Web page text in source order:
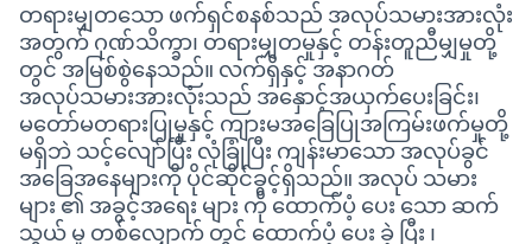
တရားမျှတသော ဖက်ရှင်စနစ်သည် အလုပ်သမားအားလုံး
အတွက် ဂုဏ်သိက္ခာ၊ တရားမျှတမှုနှင့် တန်းတူညီမျှမှုတို့
တွင် အမြစ်စွဲနေသည်။ လက်ရှိနှင့် အနာဂတ်
အလုပ်သမားအားလုံးသည် အနှောင့်အယှက်ပေးခြင်း၊
မတော်မတရားပြုမှုနှင့် ကျားမအခြေပြုအကြမ်းဖက်မှုတို့
မရှိဘဲ သင့်လျော်ပြီး လုံခြုံပြီး ကျန်းမာသော အလုပ်ခွင်
အခြေအနေများကို ပိုင်ဆိုင်ခွင့်ရှိသည်။ အလုပ် သမား
များ ၏ အခွင့်အရေး များ ကို ထောက်ပံ့ ပေး သော ဆက်
သွယ် မှု တစ်လျှောက် တွင် ထောက်ပံ့ ပေး ခဲ့ ပြီး ၊